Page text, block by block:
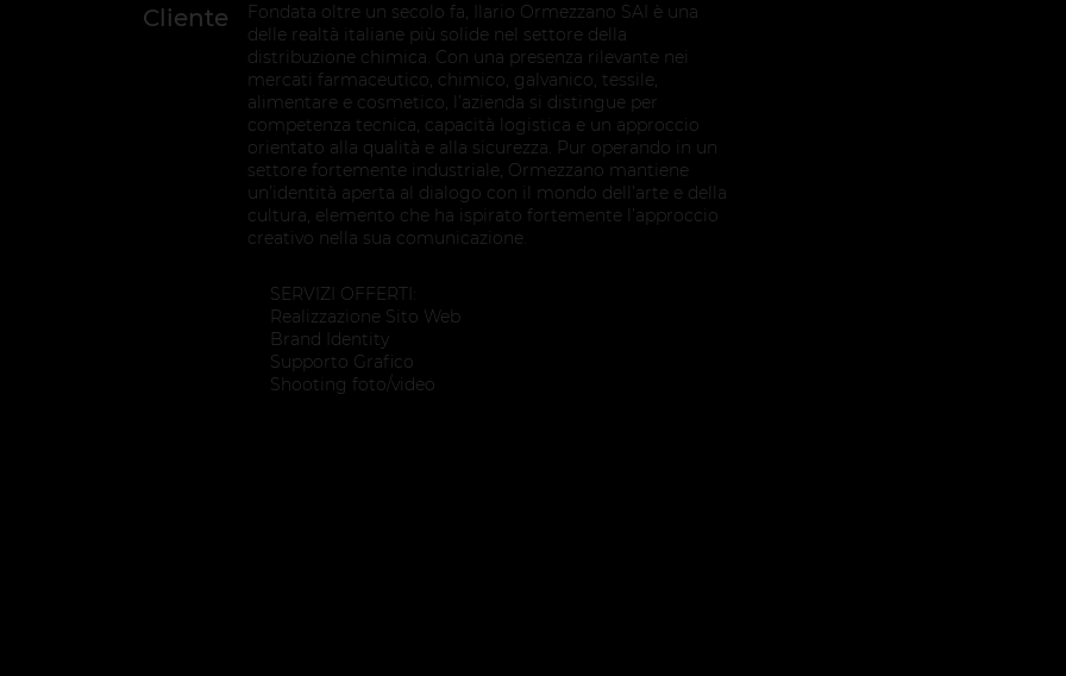
Cliente
Fondata oltre un secolo fa, Ilario Ormezzano SAI è una
delle realtà italiane più solide nel settore della
distribuzione chimica. Con una presenza rilevante nei
mercati farmaceutico, chimico, galvanico, tessile,
alimentare e cosmetico, l’azienda si distingue per
competenza tecnica, capacità logistica e un approccio
orientato alla qualità e alla sicurezza. Pur operando in un
settore fortemente industriale, Ormezzano mantiene
un’identità aperta al dialogo con il mondo dell’arte e della
cultura, elemento che ha ispirato fortemente l’approccio
creativo nella sua comunicazione.
SERVIZI OFFERTI:
Realizzazione Sito Web
Brand Identity
Supporto Grafico
Shooting foto/video